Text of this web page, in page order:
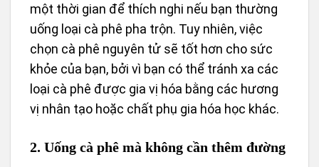
một thời gian để thích nghi nếu bạn thường
uống loại cà phê pha trộn. Tuy nhiên, việc
chọn cà phê nguyên tử sẽ tốt hơn cho sức
khỏe của bạn, bởi vì bạn có thể tránh xa các
loại cà phê được gia vị hóa bằng các hương
vị nhân tạo hoặc chất phụ gia hóa học khác.
2. Uống cà phê mà không cần thêm đường